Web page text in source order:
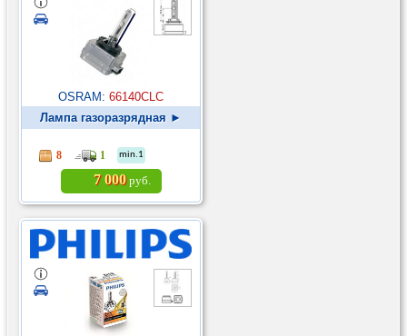
OSRAM: 66140CLC
Лампа газоразрядная ►
8 1 min.1
7 000руб.